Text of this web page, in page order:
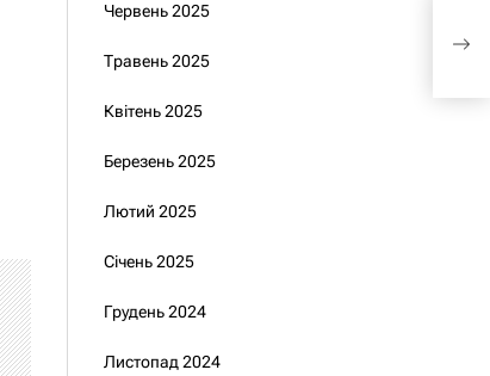
Червень 2025
Травень 2025
Квітень 2025
Березень 2025
Лютий 2025
Січень 2025
Грудень 2024
Листопад 2024